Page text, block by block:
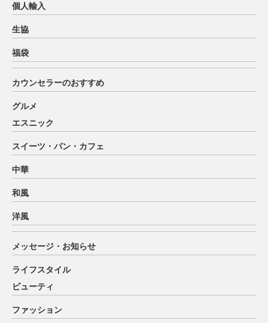
個人輸入
生協
福袋
カウンセラーのおすすめ
グルメ
エスニック
スイーツ・パン・カフェ
中華
和風
洋風
メッセージ・お知らせ
ライフスタイル
ビューティ
ファッション